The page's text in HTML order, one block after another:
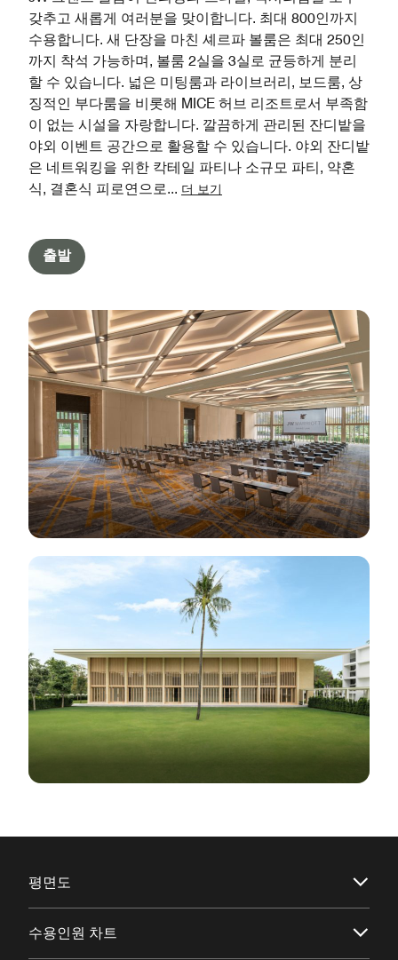
갖추고 새롭게 여러분을 맞이합니다. 최대 800인까지
수용합니다. 새 단장을 마친 셰르파 볼룸은 최대 250인
까지 착석 가능하며, 볼룸 2실을 3실로 균등하게 분리
할 수 있습니다. 넓은 미팅룸과 라이브러리, 보드룸, 상
징적인 부다룸을 비롯해 MICE 허브 리조트로서 부족함
이 없는 시설을 자랑합니다. 깔끔하게 관리된 잔디밭을
야외 이벤트 공간으로 활용할 수 있습니다. 야외 잔디밭
은 네트워킹을 위한 칵테일 파티나 소규모 파티, 약혼
식, 결혼식 피로연으로... 더 보기
출발
평면도
수용인원 차트